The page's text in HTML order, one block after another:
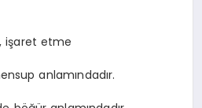
işaret etme
anlamındadır.